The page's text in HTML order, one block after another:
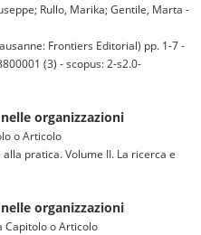
Rullo, Marika; Gentile, Marta -
Frontiers Editorial) pp. 1-7 -
(3) - scopus: 2-s2.0-
organizzazioni
o Articolo
pratica. Volume II. La ricerca e
organizzazioni
Capitolo o Articolo